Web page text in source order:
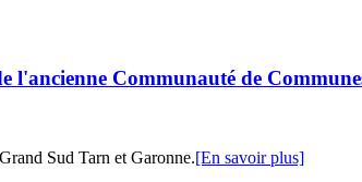
Communauté de
Sud Tarn et Garonne.[En savoir plus]